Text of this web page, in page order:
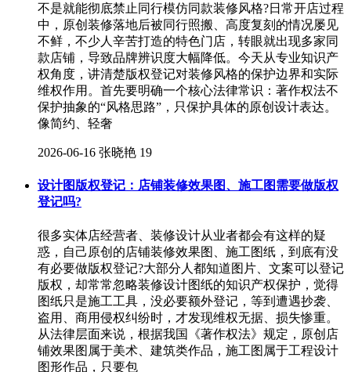
不是就能彻底禁止同行模仿同款装修风格?日常开店过程
中，原创装修落地后被同行照搬、高度复刻的情况屡见
不鲜，不少人辛苦打造的特色门店，转眼就出现多家同
款店铺，导致品牌辨识度大幅降低。今天从专业知识产
权角度，讲清楚版权登记对装修风格的保护边界和实际
维权作用。首先要明确一个核心法律常识：著作权法不
保护抽象的“风格思路”，只保护具体的原创设计表达。
像简约、轻奢
2026-06-16 张晓艳 19
设计图版权登记：店铺装修效果图、施工图需要做版权
登记吗?
很多实体店经营者、装修设计从业者都会有这样的疑
惑，自己原创的店铺装修效果图、施工图纸，到底有没
有必要做版权登记?大部分人都知道图片、文案可以登记
版权，却常常忽略装修设计图纸的知识产权保护，觉得
图纸只是施工工具，没必要额外登记，等到遭遇抄袭、
盗用、商用侵权纠纷时，才发现维权无据、损失惨重。
从法律层面来说，根据我国《著作权法》规定，原创店
铺效果图属于美术、建筑类作品，施工图属于工程设计
图形作品，只要包